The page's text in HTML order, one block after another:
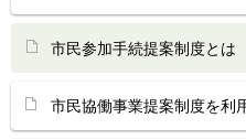
市民参加手続提案制度とは
市民協働事業提案制度を利